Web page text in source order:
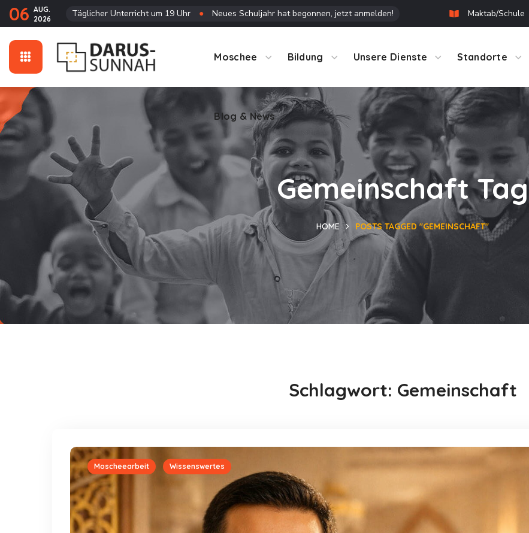
06 AUG.
2026
Täglicher Unterricht um 19 Uhr ● Neues Schuljahr hat begonnen, jetzt anmelden! Maktab/Schule
Moschee Bildung Unsere Dienste Standorte
Blog & News
Blog & News
Gemeinschaft Tag
HOME POSTS TAGGED "GEMEINSCHAFT"
Schlagwort: Gemeinschaft
Moscheearbeit Wissenswertes